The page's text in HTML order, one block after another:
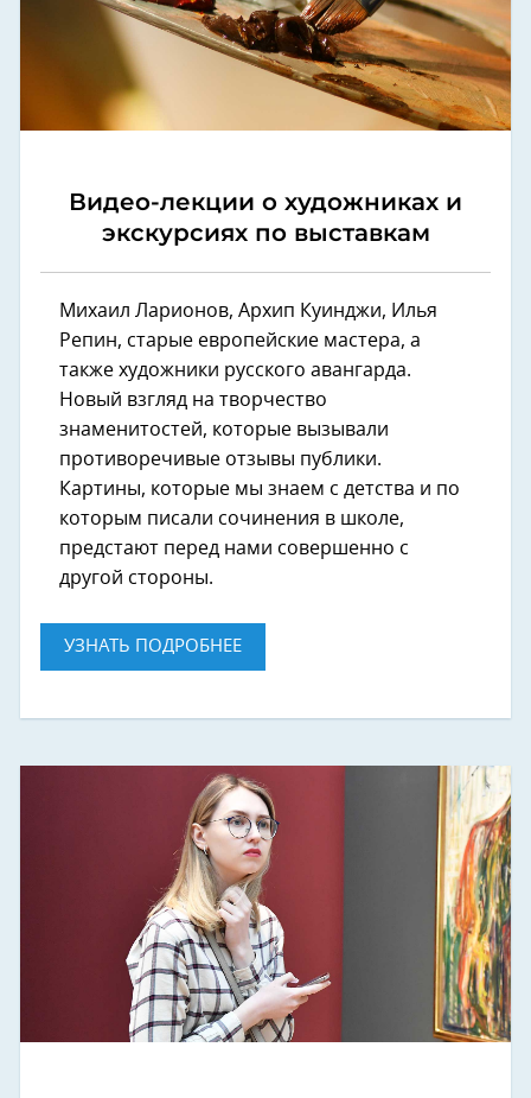
Видео-лекции о художниках и
экскурсиях по выставкам
Михаил Ларионов, Архип Куинджи, Илья
Репин, старые европейские мастера, а
также художники русского авангарда.
Новый взгляд на творчество
знаменитостей, которые вызывали
противоречивые отзывы публики.
Картины, которые мы знаем с детства и по
которым писали сочинения в школе,
предстают перед нами совершенно с
другой стороны.
УЗНАТЬ ПОДРОБНЕЕ